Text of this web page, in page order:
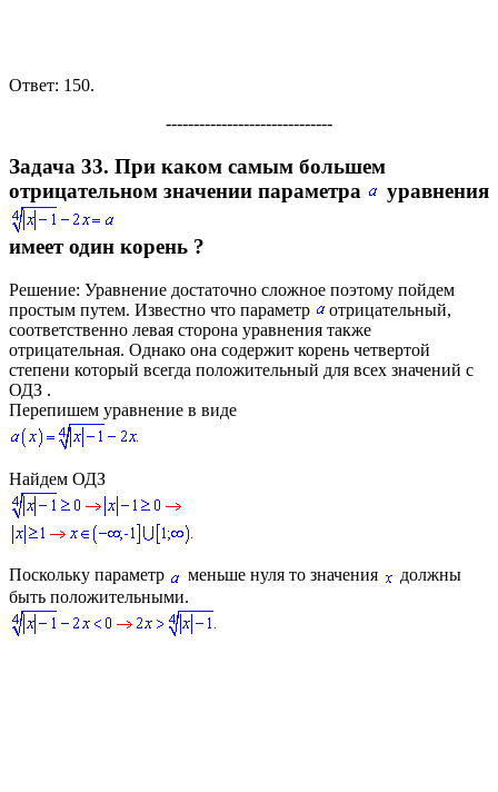
Ответ: 150.
------------------------------
Задача 33. При каком самым большем
отрицательном значении параметра
уравнения
имеет один корень ?
Решение: Уравнение достаточно сложное поэтому пойдем
простым путем. Известно что параметр
отрицательный,
соответственно левая сторона уравнения также
отрицательная. Однако она содержит корень четвертой
степени который всегда положительный для всех значений с
ОДЗ .
Перепишем уравнение в виде
Найдем ОДЗ
Поскольку параметр меньше нуля то значения
должны
быть положительными.